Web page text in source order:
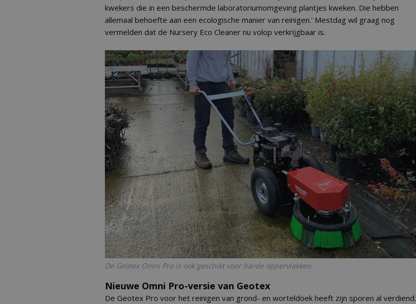
kwekers die in een beschermde laboratoriumomgeving plantjes kweken. Die hebben
allemaal behoefte aan een ecologische manier van reinigen.' Mestdag wil graag nog
vermelden dat de Nursery Eco Cleaner nu volop verkrijgbaar is.
De Geotex Omni Pro is ook geschikt voor harde oppervlakken.
Nieuwe Omni Pro-versie van Geotex
De Geotex Pro voor het reinigen van grond- en worteldoek heeft zijn sporen al verdiend.